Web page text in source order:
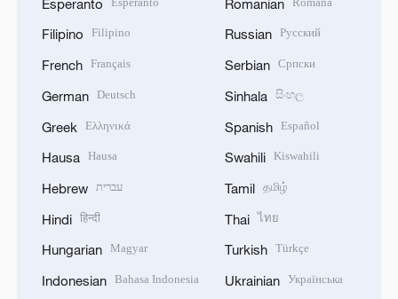
Esperanto
Filipino Filipino
French Français
German Deutsch
Greek Ελληνικά
Hausa Hausa
Hebrew עברית
Hindi हिन्दी
Hungarian Magyar
Indonesian Bahasa Indonesia
Romanian
Russian Русский
Serbian Српски
Sinhala සිංහල
Spanish Español
Swahili Kiswahili
Tamil தமிழ்
Thai ไทย
Turkish Türkçe
Ukrainian Українська